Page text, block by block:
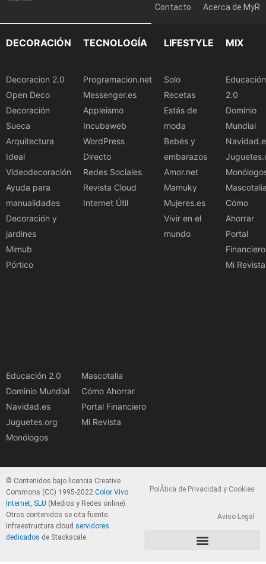
Contacto
Acerca de MyR
DECORACIÓN
Decoracion 2.0
Open Deco
Decoración
Sueca
Arquitectura
Ideal
Videodecoración
Ayuda para
manualidades
Decoración y
jardines
Mimub
Pórtico
TECNOLOGÍA
Programacion.net
Messenger.es
Appleismo
Incubaweb
WordPress
Directo
Redes Sociales
Revista Cloud
Internet Útil
LIFESTYLE
Solo
Recetas
Estás de
moda
Bebés y
embarazos
Amor.net
Mamuky
Mujeres.es
Vivir en el
mundo
MIX
Educación
2.0
Dominio
Mundial
Cómo
Ahorrar
Portal
Financiero
Mi Revista
Educación 2.0
Dominio Mundial
Navidad.es
Juguetes.org
Monólogos
Mascotalia
Cómo Ahorrar
Portal Financiero
Mi Revista
© Contenidos bajo licencia Creative
Commons (CC) 1995-2022 Color Vivo
Internet, SLU (Medios y Redes online).
Otros contenidos se cita fuente.
Infraestructura cloud servidores
dedicados de Stackscale.
PolÃ­tica de Privacidad y Cookies
Aviso Legal